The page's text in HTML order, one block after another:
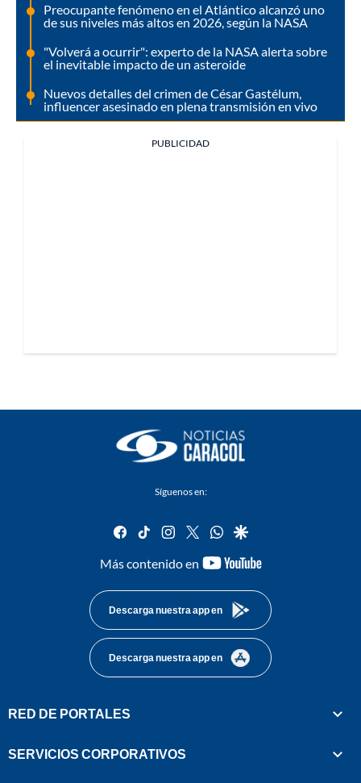
Preocupante fenómeno en el Atlántico alcanzó uno
de sus niveles más altos en 2026, según la NASA
"Volverá a ocurrir": experto de la NASA alerta sobre
el inevitable impacto de un asteroide
Nuevos detalles del crimen de César Gastélum,
influencer asesinado en plena transmisión en vivo
PUBLICIDAD
Síguenos en:
facebook
tiktok instagram
twitterwhatsapp
google
Más contenido en
youtube-
Descarga nuestra app en
Descarga nuestra app en
RED DE PORTALES
SERVICIOS CORPORATIVOS